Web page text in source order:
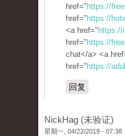
href=" https://
href=" https://
<a href=" https://
href=" https://
chat</a> <a
href=" https://
回复
NickHag (未验证)
星期一, 04/22/2019 - 07:38